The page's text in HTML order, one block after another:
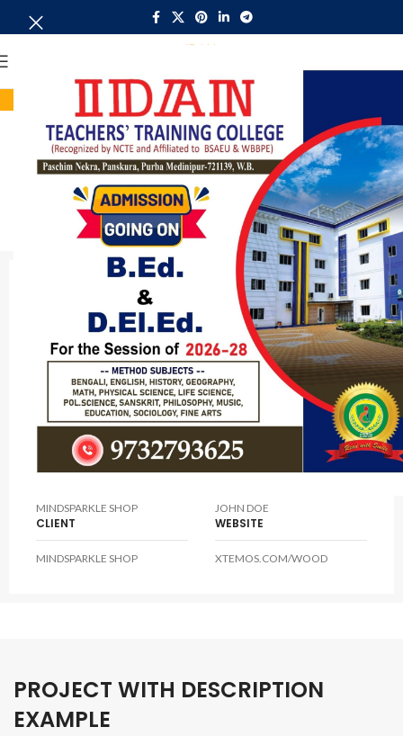
Home Leo uteu ullamcorper
Our Latest Work
WE ARE CREATIVE AGENCY
Accum luctus dolor sit amet, consectetuer adipiscing
elit, sed diam nonummy nibh euismod tincidunt ut
laoreet dolore magna aliquam erat volutpat. Ut wisi
enim ad minim veniam.
CLIENT
MINDSPARKLE SHOP
DESIGNER
JOHN DOE
CLIENT
MINDSPARKLE SHOP
WEBSITE
XTEMOS.COM/WOOD
PROJECT WITH DESCRIPTION
EXAMPLE